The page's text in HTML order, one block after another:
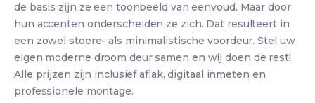
de basis zijn ze een toonbeeld van eenvoud. Maar door
hun accenten onderscheiden ze zich. Dat resulteert in
een zowel stoere- als minimalistische voordeur. Stel uw
eigen moderne droom deur samen en wij doen de rest!
Alle prijzen zijn inclusief aflak, digitaal inmeten en
professionele montage.